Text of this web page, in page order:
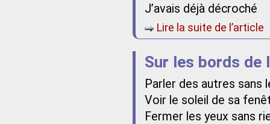
J’avais déjà décroché
Lire la suite de l’article
Sur les bords de
Parler des autres sans
Voir le soleil de sa
Fermer les yeux sans